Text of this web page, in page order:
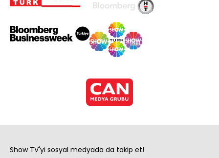
Show TV'yi sosyal medyada da takip et!